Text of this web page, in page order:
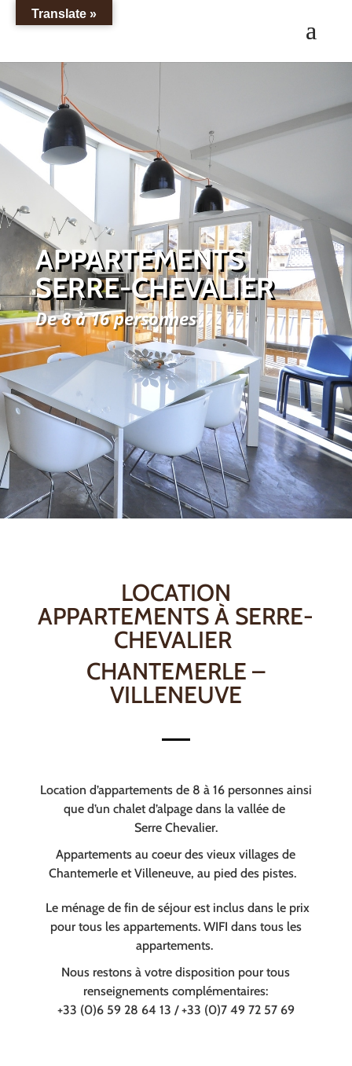
APPARTEMENTS
SERRE-CHEVALIER
De 8 à 16 personnes
LOCATION
APPARTEMENTS À SERRE-
CHEVALIER
CHANTEMERLE –
VILLENEUVE
Location d’appartements de 8 à 16 personnes ainsi
que d’un chalet d’alpage dans la vallée de
Serre Chevalier.
Appartements au coeur des vieux villages de
Chantemerle et Villeneuve, au pied des pistes.
Le ménage de fin de séjour est inclus dans le prix
pour tous les appartements. WIFI dans tous les
appartements.
Nous restons à votre disposition pour tous
renseignements complémentaires:
+33 (0)6 59 28 64 13 / +33 (0)7 49 72 57 69
Translate »